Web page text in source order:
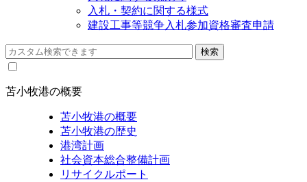
入札・契約に関する様式
建設工事等競争入札参加資格審査申請
苫小牧港の概要
苫小牧港の概要
苫小牧港の歴史
港湾計画
社会資本総合整備計画
リサイクルポート